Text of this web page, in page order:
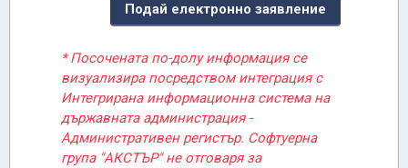
Подай електронно заявление
* Посочената по-долу информация се
визуализира посредством интеграция с
Интегрирана информационна система на
държавната администрация -
Административен регистър. Софтуерна
група "АКСТЪР" не отговаря за